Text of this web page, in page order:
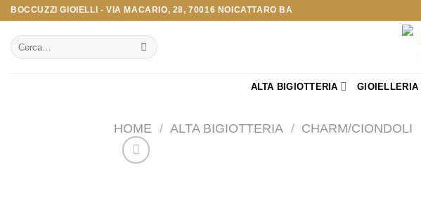
Salta
contenuti
BOCCUZZI GIOIELLI - VIA MACARIO, 28, 70016 NOICATTARO BA
Cerca:
ALTA BIGIOTTERIA GIOIELLERIA
HOME / ALTA BIGIOTTERIA / CHARM/CIONDOLI